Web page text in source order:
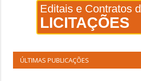
Editais e Contratos
LICITAÇÕES
ÚLTIMAS PUBLICAÇÕES